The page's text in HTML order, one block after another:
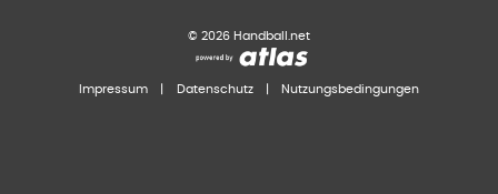
© 2026 Handball.net
Impressum Datenschutz Nutzungsbedingungen